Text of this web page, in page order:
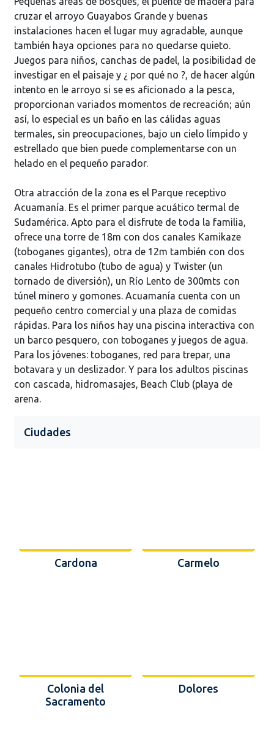
cruzar el arroyo Guayabos Grande y buenas
instalaciones hacen el lugar muy agradable, aunque
también haya opciones para no quedarse quieto.
Juegos para niños, canchas de padel, la posibilidad de
investigar en el paisaje y ¿ por qué no ?, de hacer algún
intento en le arroyo si se es aficionado a la pesca,
proporcionan variados momentos de recreación; aún
así, lo especial es un baño en las cálidas aguas
termales, sin preocupaciones, bajo un cielo límpido y
estrellado que bien puede complementarse con un
helado en el pequeño parador.
Otra atracción de la zona es el Parque receptivo
Acuamanía. Es el primer parque acuático termal de
Sudamérica. Apto para el disfrute de toda la familia,
ofrece una torre de 18m con dos canales Kamikaze
(toboganes gigantes), otra de 12m también con dos
canales Hidrotubo (tubo de agua) y Twister (un
tornado de diversión), un Río Lento de 300mts con
túnel minero y gomones. Acuamanía cuenta con un
pequeño centro comercial y una plaza de comidas
rápidas. Para los niños hay una piscina interactiva con
un barco pesquero, con toboganes y juegos de agua.
Para los jóvenes: toboganes, red para trepar, una
botavara y un deslizador. Y para los adultos piscinas
con cascada, hidromasajes, Beach Club (playa de
arena.
Ciudades
Cardona Carmelo
Colonia del
Sacramento
Dolores